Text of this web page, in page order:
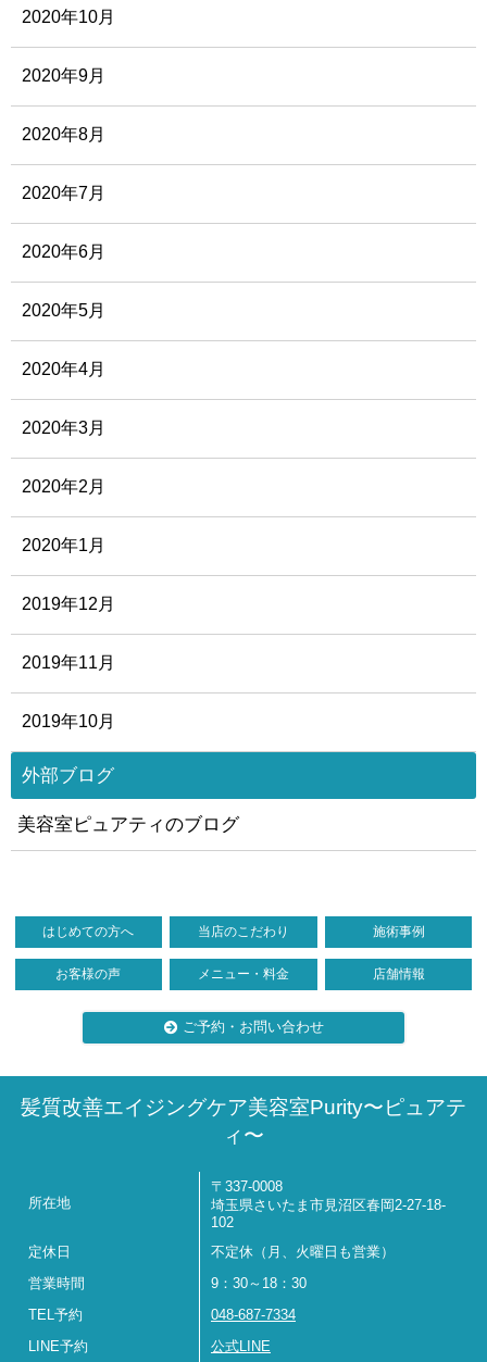
2020年10月
2020年9月
2020年8月
2020年7月
2020年6月
2020年5月
2020年4月
2020年3月
2020年2月
2020年1月
2019年12月
2019年11月
2019年10月
外部ブログ
美容室ピュアティのブログ
はじめての方へ 当店のこだわり 施術事例
お客様の声 メニュー・料金 店舗情報
ご予約・お問い合わせ
髪質改善エイジングケア美容室Purity〜ピュアテ
ィ〜
所在地
〒337-0008
埼玉県さいたま市見沼区春岡2-27-18-
102
定休日
不定休（月、火曜日も営業）
営業時間 9：30～18：30
TEL予約 048-687-7334
LINE予約 公式LINE